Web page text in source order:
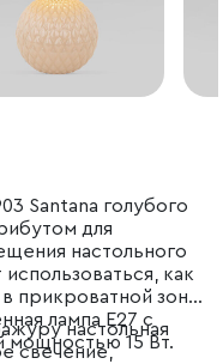
Santana голубого
для
настольного
как
прикроватной зоне.
лампа E27 с
мощностью 15 Вт.
настольная
свечение,